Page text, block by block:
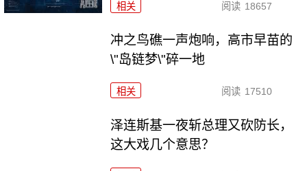
相关 阅读 18657
冲之鸟礁一声炮响，高市早苗的
\"岛链梦\"碎一地
相关 阅读 17510
泽连斯基一夜斩总理又砍防长，
这大戏几个意思？